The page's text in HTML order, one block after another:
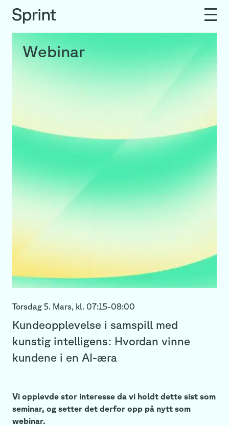
Webinar
Torsdag 5. Mars, kl. 07:15-08:00
Kundeopplevelse i samspill med
kunstig intelligens: Hvordan vinne
kundene i en AI-æra
Vi opplevde stor interesse da vi holdt dette sist som
seminar, og setter det derfor opp på nytt som
webinar.